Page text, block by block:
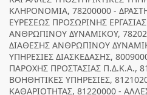
ΚΛΗΡΟΝΟΜΙΑ, 78200000 -
ΕΥΡΕΣΕΩΣ ΠΡΟΣΩΡΙΝΗΣ
ΑΝΘΡΩΠΙΝΟΥ ΔΥΝΑΜΙΚΟΥ,
ΔΙΑΘΕΣΗΣ ΑΝΘΡΩΠΙΝΟΥ
ΥΠΗΡΕΣΙΕΣ ΔΙΑΣΚΕΔΑΣΗΣ,
ΠΑΡΟΧΗΣ ΠΡΟΣΤΑΣΙΑΣ Π.Δ.Κ.Α.,
ΒΟΗΘΗΤΙΚΕΣ ΥΠΗΡΕΣΙΕΣ,
ΚΑΘΑΡΙΟΤΗΤΑΣ, 81220000 -